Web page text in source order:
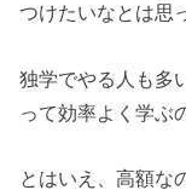
つけたいなとは思
独学でやる人も多
って効率よく学ぶ
とはいえ、高額な